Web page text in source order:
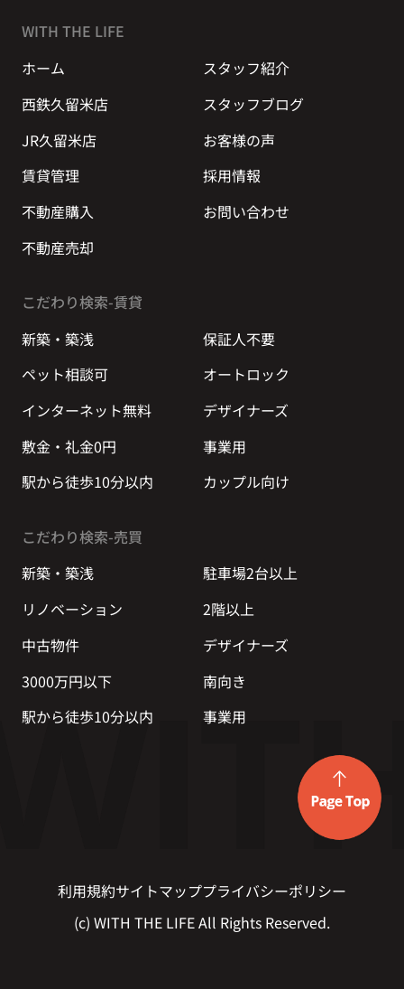
WITH THE LIFE
ホーム
スタッフ紹介
西鉄久留米店
スタッフブログ
JR久留米店
お客様の声
賃貸管理
採用情報
不動産購入
お問い合わせ
不動産売却
こだわり検索-賃貸
新築・築浅
保証人不要
ペット相談可
オートロック
インターネット無料
デザイナーズ
敷金・礼金0円
事業用
駅から徒歩10分以内
カップル向け
こだわり検索-売買
新築・築浅
駐車場2台以上
リノベーション
2階以上
中古物件
デザイナーズ
3000万円以下
南向き
駅から徒歩10分以内
事業用
利用規約サイトマッププライバシーポリシー
(c) WITH THE LIFE All Rights Reserved.